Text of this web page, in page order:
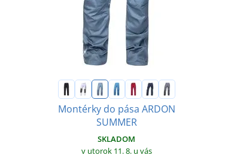
Montérky do pása ARDON
SUMMER
SKLADOM
v utorok 11. 8. u vás